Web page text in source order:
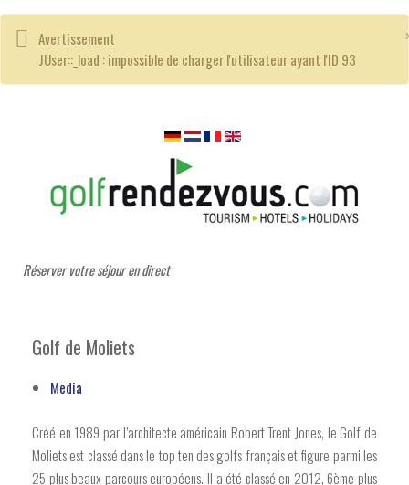
Avertissement
JUser::_load : impossible de charger l'utilisateur ayant l'ID 93
Réserver votre séjour en direct
Golf de Moliets
Media
Créé en 1989 par l’architecte américain Robert Trent Jones, le Golf de
Moliets est classé dans le top ten des golfs français et figure parmi les
25 plus beaux parcours européens. Il a été classé en 2012, 6ème plus